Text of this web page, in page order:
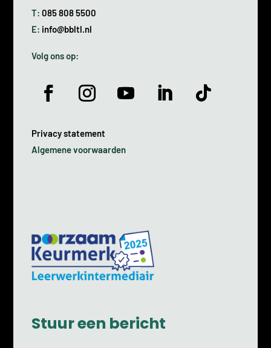
T: 085 808 5500
E: info@bbltl.nl
Volg ons op:
Privacy statement
Algemene voorwaarden
Stuur een bericht